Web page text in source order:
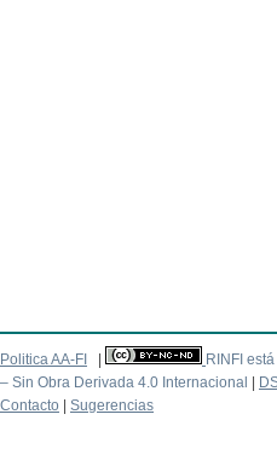
Politica AA-FI RINFI
– Sin Obra Derivada 4.0 Internacional
Contacto
Sugerencias